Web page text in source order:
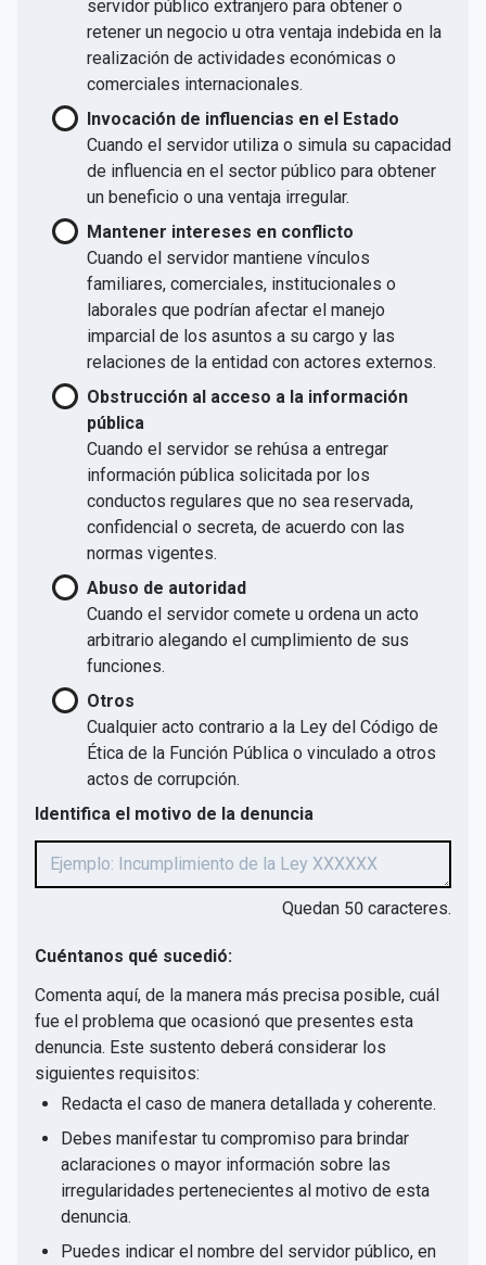
servidor público extranjero para obtener o
retener un negocio u otra ventaja indebida en la
realización de actividades económicas o
comerciales internacionales.
Invocación de influencias en el Estado
Cuando el servidor utiliza o simula su capacidad
de influencia en el sector público para obtener
un beneficio o una ventaja irregular.
Mantener intereses en conflicto
Cuando el servidor mantiene vínculos
familiares, comerciales, institucionales o
laborales que podrían afectar el manejo
imparcial de los asuntos a su cargo y las
relaciones de la entidad con actores externos.
Obstrucción al acceso a la información
pública
Cuando el servidor se rehúsa a entregar
información pública solicitada por los
conductos regulares que no sea reservada,
confidencial o secreta, de acuerdo con las
normas vigentes.
Abuso de autoridad
Cuando el servidor comete u ordena un acto
arbitrario alegando el cumplimiento de sus
funciones.
Otros
Cualquier acto contrario a la Ley del Código de
Ética de la Función Pública o vinculado a otros
actos de corrupción.
Identifica el motivo de la denuncia
Quedan 50 caracteres.
Cuéntanos qué sucedió:
Comenta aquí, de la manera más precisa posible, cuál
fue el problema que ocasionó que presentes esta
denuncia. Este sustento deberá considerar los
siguientes requisitos:
Redacta el caso de manera detallada y coherente.
Debes manifestar tu compromiso para brindar
aclaraciones o mayor información sobre las
irregularidades pertenecientes al motivo de esta
denuncia.
Puedes indicar el nombre del servidor público, en